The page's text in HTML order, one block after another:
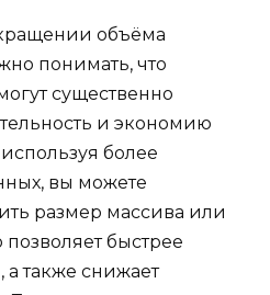
объёма
понимать, что
существенно
и экономию
более
вы можете
размер массива или
позволяет быстрее
также снижает